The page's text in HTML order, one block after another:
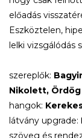
előadás
Eszköztelen,
lelki vizsgálódás
szereplők:
Nikolett, Ördög
hangok:
látvány upgrade:
szöveg és